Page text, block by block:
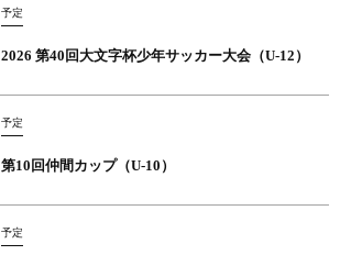
予定
2026 第40回大文字杯少年サッカー大会（U-12）
予定
第10回仲間カップ（U-10）
予定